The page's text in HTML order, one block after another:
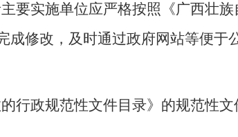
要实施单位应严格按照《广西壮
成修改，及时通过政府网站等便于
行政规范性文件目录》的规范性文